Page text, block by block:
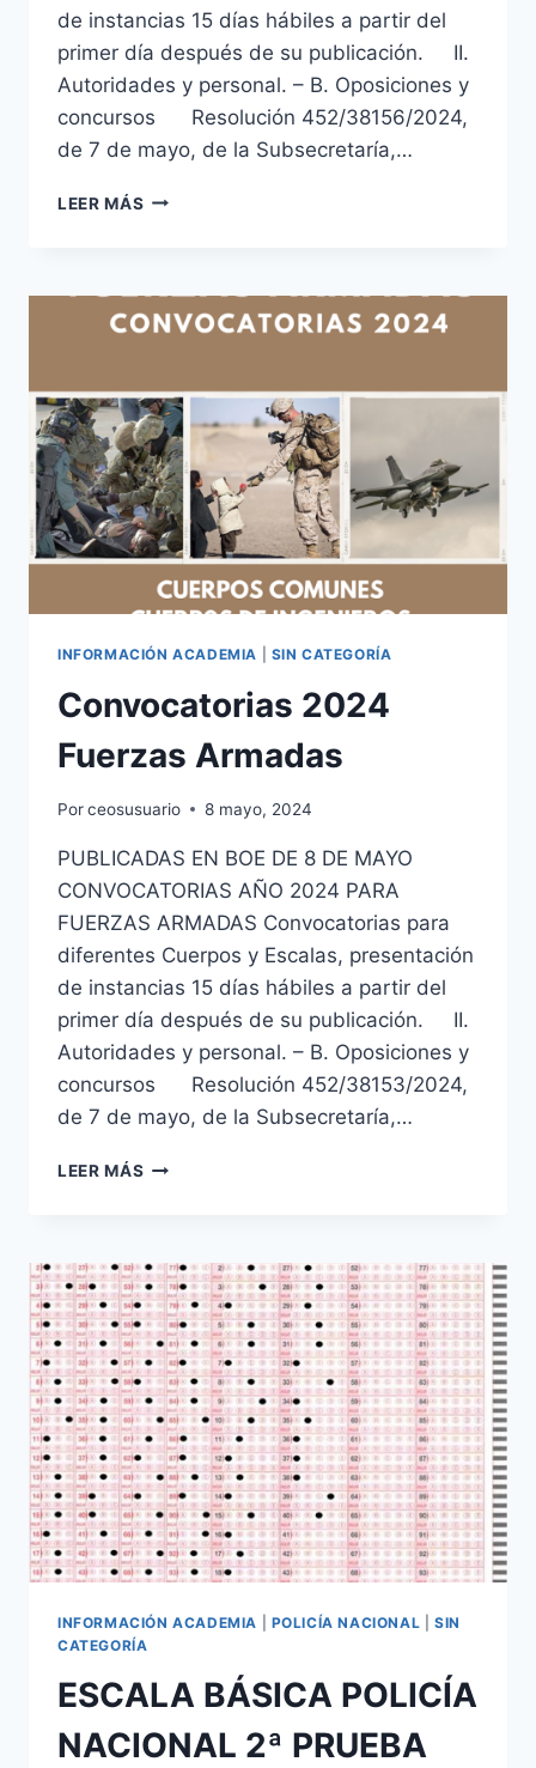
de instancias 15 días hábiles a partir del
primer día después de su publicación. II.
Autoridades y personal. – B. Oposiciones y
concursos Resolución 452/38156/2024,
de 7 de mayo, de la Subsecretaría,…
LEER MÁS CONVOCATORIAS
INFORMACIÓN ACADEMIA SIN CATEGORÍA
Convocatorias 2024
Fuerzas Armadas
Porceosusuario 8 mayo, 2024
PUBLICADAS EN BOE DE 8 DE MAYO
CONVOCATORIAS AÑO 2024 PARA
FUERZAS ARMADAS Convocatorias para
diferentes Cuerpos y Escalas, presentación
de instancias 15 días hábiles a partir del
primer día después de su publicación. II.
Autoridades y personal. – B. Oposiciones y
concursos Resolución 452/38153/2024,
de 7 de mayo, de la Subsecretaría,…
LEER MÁS CONVOCATORIAS
INFORMACIÓN ACADEMIA POLICÍA NACIONAL |SIN
CATEGORÍA
ESCALA BÁSICA POLICÍA
NACIONAL 2ª PRUEBA